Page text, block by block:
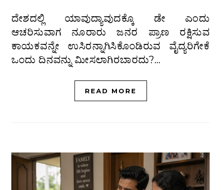
ದೇಶದಲ್ಲಿ ಯಾವುದ್ಯಾವುದಕ್ಕೊ ಡೇ ಎಂದು
ಆಚರಿಸುವಾಗ ನೂರಾರು ಜನರ ಪ್ರಾಣ ರಕ್ಷಿಸುವ
ಕಾಯಕವನ್ನೇ ಉಸಿರನ್ನಾಗಿಸಿಕೊಂಡಿರುವ ವೈದ್ಯರಿಗೇಕೆ
ಒಂದು ದಿನವನ್ನು ಮೀಸಲಾಗಿರಬಾರದು?…
READ MORE